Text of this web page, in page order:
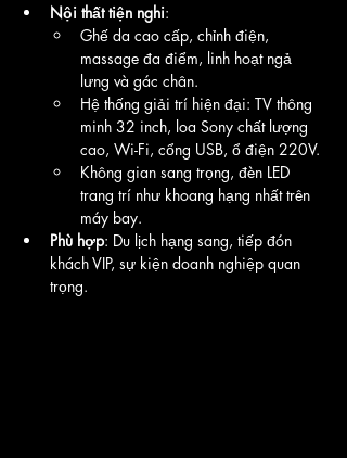
Nội thất tiện nghi:
Ghế da cao cấp, chỉnh điện,
massage đa điểm, linh hoạt ngả
lưng và gác chân.
Hệ thống giải trí hiện đại: TV thông
minh 32 inch, loa Sony chất lượng
cao, Wi-Fi, cổng USB, ổ điện 220V.
Không gian sang trọng, đèn LED
trang trí như khoang hạng nhất trên
máy bay.
Phù hợp: Du lịch hạng sang, tiếp đón
khách VIP, sự kiện doanh nghiệp quan
trọng.